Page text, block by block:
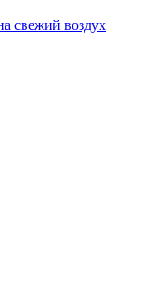
свежий воздух